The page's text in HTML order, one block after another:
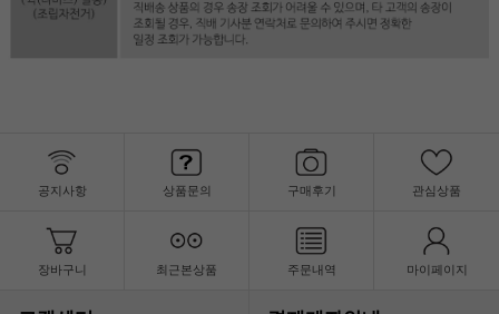
공지사항 상품문의 구매후기 관심상품
장바구니 최근본상품 주문내역 마이페이지